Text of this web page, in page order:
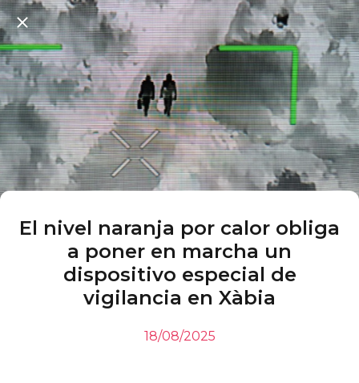
El nivel naranja por calor obliga
a poner en marcha un
dispositivo especial de
vigilancia en Xàbia
18/08/2025